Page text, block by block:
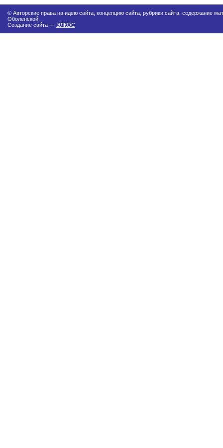
© Авторские права на идею сайта, концепцию сайта, рубрики сайта, содержание
Оболенской.
Создание сайта — ЭЛКОС